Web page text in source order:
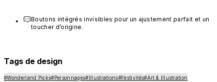
Boutons intégrés invisibles pour un ajustement parfait et un
toucher d’origine.
Tags de design
#Wonderland Picks#Personnages#Illustrations#Festivités#Art & Illustration